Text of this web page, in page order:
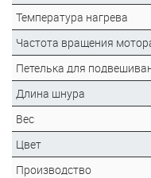
Температура нагрева
Частота вращения
Петелька для
Длина шнура
Вес
Цвет
Производство